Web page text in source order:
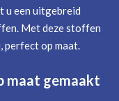
u een uitgebreid
Met deze stoffen
perfect op maat.
maat gemaakt